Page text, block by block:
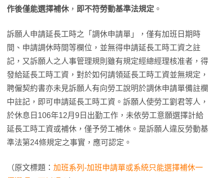
作後僅能選擇補休， 即不符勞動基準法規定 。
訴願人申請延長工時之「調休申請單」，僅有加班日期時
間、申請調休時間等欄位，並無得申請延長工時工資之註
記，又訴願人之人事管理規則雖有規定經總經理核准者，得
發給延長工時工資，對於如何請領延長工時工資並無規定，
聘僱契約書亦未見訴願人有向勞工說明於調休申請單備註欄
中註記，即可申請延長工時工資。訴願人使勞工劉君等人，
於休息日106年12月9日出勤工作，未依勞工意願選擇計給
延長工時工資或補休，僅予勞工補休。是訴願人違反勞動基
準法第24條規定之事實，應可認定。
（原文標題： 加班系列-加班申請單或系統只能選擇補休一